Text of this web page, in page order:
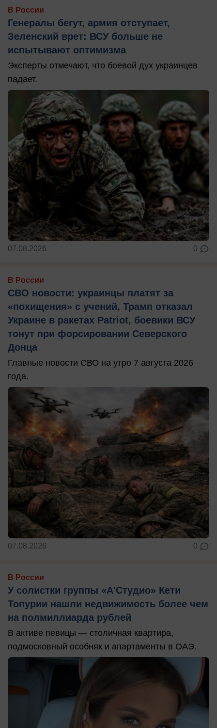
В России
Генералы бегут, армия отступает,
Зеленский врет: ВСУ больше не
испытывают оптимизма
Эксперты отмечают, что боевой дух украинцев
падает.
07.08.2026 0
В России
СВО новости: украинцы платят за
«похищения» с учений, Трамп отказал
Украине в ракетах Patriot, боевики ВСУ
тонут при форсировании Северского
Донца
Главные новости СВО на утро 7 августа 2026
года.
07.08.2026 0
В России
У солистки группы «А'Студио» Кети
Топурии нашли недвижимость более чем
на полмиллиарда рублей
В активе певицы — столичная квартира,
подмосковный особняк и апартаменты в ОАЭ.